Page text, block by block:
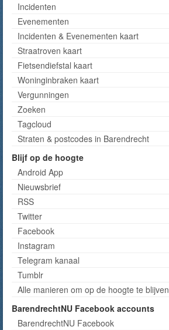
Incidenten
Evenementen
Incidenten & Evenementen kaart
Straatroven kaart
Fietsendiefstal kaart
Woninginbraken kaart
Vergunningen
Zoeken
Tagcloud
Straten & postcodes in Barendrecht
Blijf op de hoogte
Android App
Nieuwsbrief
RSS
Twitter
Facebook
Instagram
Telegram kanaal
Tumblr
Alle manieren om op de hoogte te blijven
BarendrechtNU Facebook accounts
BarendrechtNU Facebook